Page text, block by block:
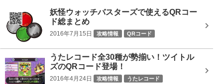
妖怪ウォッチバスターズで使えるQRコー
ド総まとめ
2016年7月15日 攻略情報 QRコード
うたレコード全30種が勢揃い！ツイトル
ズのQRコード登場！
2016年4月24日 攻略情報 うたレコード